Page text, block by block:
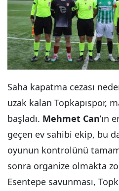
Saha kapatma cezası
uzak kalan Topkapıspor,
başladı. Mehmet Can’ın
geçen ev sahibi ekip, bu
oyunun kontrolünü
sonra organize olmakta
Esentepe savunması,